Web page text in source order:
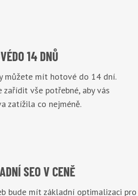
DO 14 DNŮ
můžete mít hotové do 14 dní.
zařídit vše potřebné, aby vás
zatížila co nejméně.
SEO V CENĚ
bude mít základní optimalizaci pro